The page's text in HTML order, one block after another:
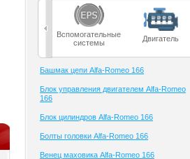
Вспомогательные
системы
Двигатель
Башмак цепи Alfa-Romeo 166
Блок управления двигателем Alfa-Romeo
166
Блок цилиндров Alfa-Romeo 166
Болты головки Alfa-Romeo 166
Венец маховика Alfa-Romeo 166